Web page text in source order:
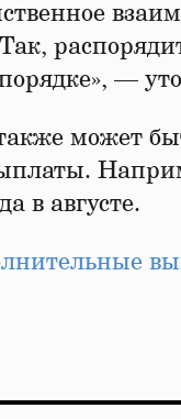
—
может
в августе.